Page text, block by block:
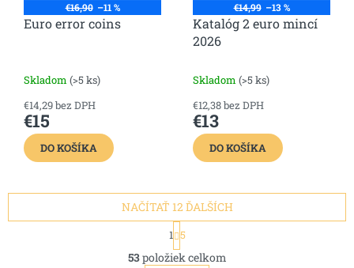
€16,90 –11 %
Euro error coins
Skladom (>5 ks)
€14,29 bez DPH
€15
DO KOŠÍKA
€14,99 –13 %
Katalóg 2 euro mincí
2026
Skladom (>5 ks)
€12,38 bez DPH
€13
DO KOŠÍKA
O
NAČÍTAŤ 12 ĎALŠÍCH
S
t
r
1 5
53položiek celkom